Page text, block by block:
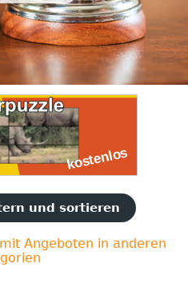
und sortieren
Angeboten in anderen